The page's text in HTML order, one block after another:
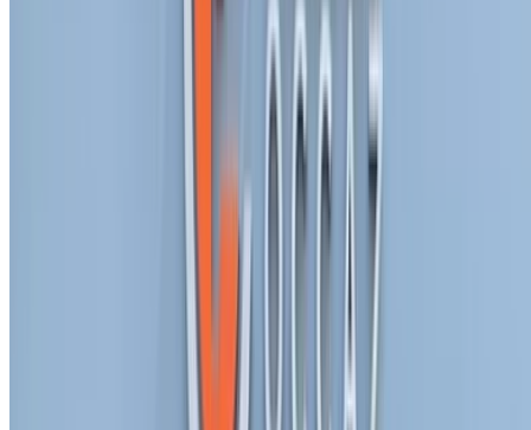
فيات Tipo 1.6 Life 2022
للبيع في الرباط: أزرق كروس أوفر, بنزين سيارة, أخرى المواصفات,
مطار الرباط-سلا الدولي, الرباط